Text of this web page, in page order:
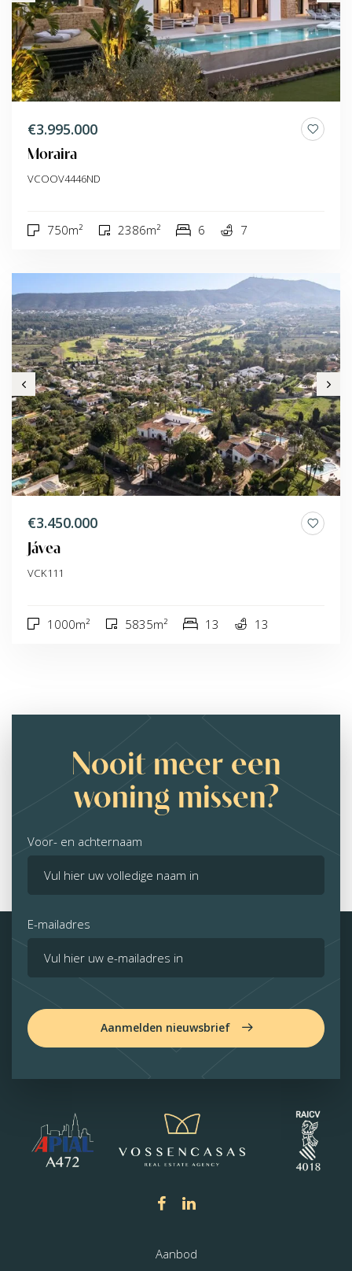
€3.995.000
Moraira
VCOOV4446ND
750m² 2386m² 6 7
€3.450.000
Jávea
VCK111
1000m² 5835m² 13 13
Nooit meer een
woning missen?
Voor- en achternaam
E-mailadres
Aanmelden nieuwsbrief
Aanbod